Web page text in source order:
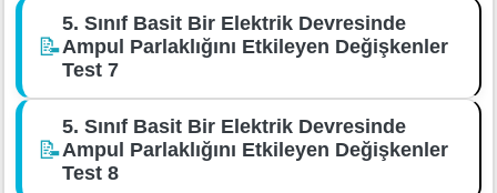
📝
5. Sınıf Basit Bir Elektrik Devresinde
Ampul Parlaklığını Etkileyen Değişkenler
Test 7
📝
5. Sınıf Basit Bir Elektrik Devresinde
Ampul Parlaklığını Etkileyen Değişkenler
Test 8